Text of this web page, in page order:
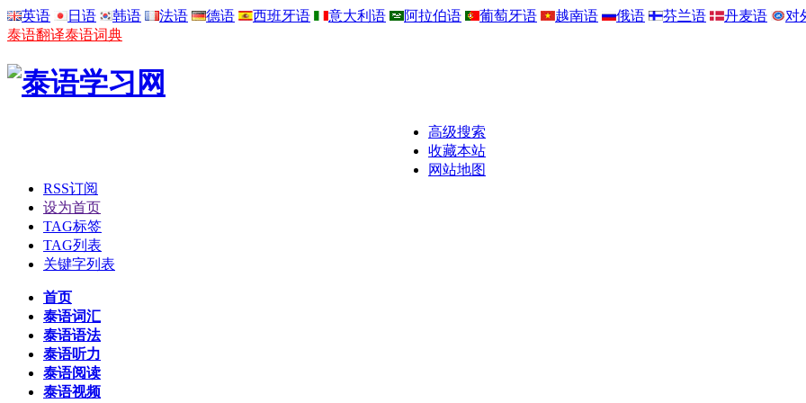
英语 日语 韩语 法语 德语 西班牙语 意大利语 阿拉伯语 葡萄牙语 越南语 俄语 芬兰语 丹麦语
对
泰语翻译泰语词典
高级搜索
收藏本站
网站地图
RSS订阅
设为首页
TAG标签
TAG列表
关键字列表
首页
泰语词汇
泰语语法
泰语听力
泰语阅读
泰语视频